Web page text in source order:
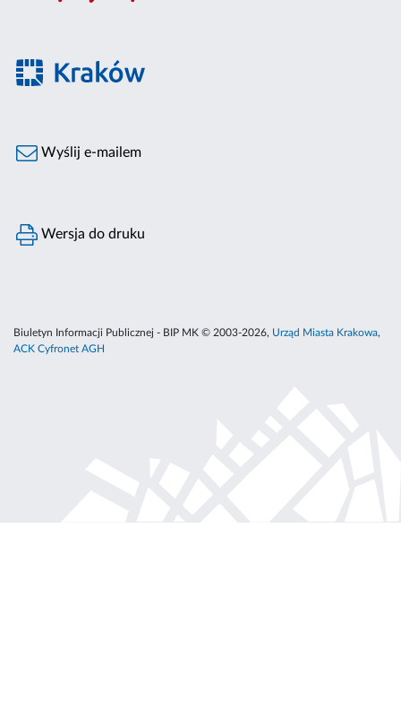
Wyślij e-mailem
Wersja do druku
Biuletyn Informacji Publicznej - BIP MK © 2003-2026, Urząd Miasta Krakowa,
ACK Cyfronet AGH